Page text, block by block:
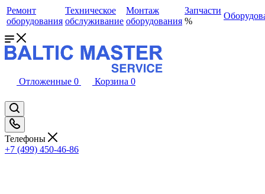
Ремонт
оборудования
Техническое
обслуживание
Монтаж
оборудования
Запчасти
%
Отложенные 0 Корзина 0
Телефоны
+7 (499) 450-46-86